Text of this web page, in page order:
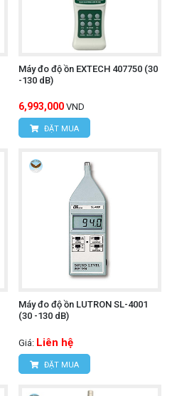
Máy đo độ ồn EXTECH 407750 (30
-130 dB)
6,993,000 VND
ĐẶT MUA
Máy đo độ ồn LUTRON SL-4001
(30 -130 dB)
Giá: Liên hệ
ĐẶT MUA